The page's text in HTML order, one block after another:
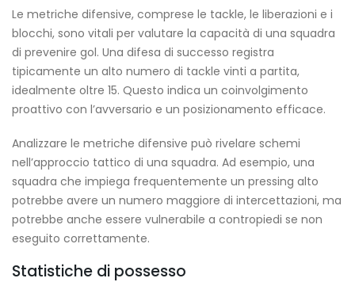
Le metriche difensive, comprese le tackle, le liberazioni e i
blocchi, sono vitali per valutare la capacità di una squadra
di prevenire gol. Una difesa di successo registra
tipicamente un alto numero di tackle vinti a partita,
idealmente oltre 15. Questo indica un coinvolgimento
proattivo con l’avversario e un posizionamento efficace.
Analizzare le metriche difensive può rivelare schemi
nell’approccio tattico di una squadra. Ad esempio, una
squadra che impiega frequentemente un pressing alto
potrebbe avere un numero maggiore di intercettazioni, ma
potrebbe anche essere vulnerabile a contropiedi se non
eseguito correttamente.
Statistiche di possesso